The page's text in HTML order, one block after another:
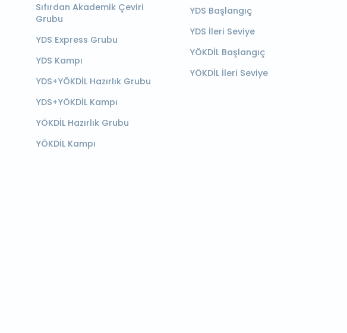
Sıfırdan Akademik Çeviri
Grubu
YDS Express Grubu
YDS Kampı
YDS+YÖKDİL Hazırlık Grubu
YDS+YÖKDİL Kampı
YÖKDİL Hazırlık Grubu
YÖKDİL Kampı
YDS Başlangıç
YDS İleri Seviye
YÖKDİL Başlangıç
YÖKDİL İleri Seviye